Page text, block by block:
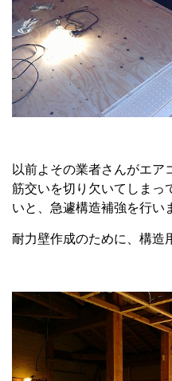
以前よその業者さんがエア
筋交いを切り欠いてしまっ
いと、急遽構造補強を行い
耐力壁作成のために、構造